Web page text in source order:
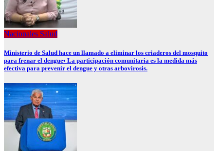
Nacionales Salud
Ministerio de Salud hace un llamado a eliminar los criaderos del mosquito
para frenar el dengue• La participación comunitaria es la medida más
efectiva para prevenir el dengue y otras arbovirosis.